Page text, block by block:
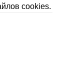
cookies.